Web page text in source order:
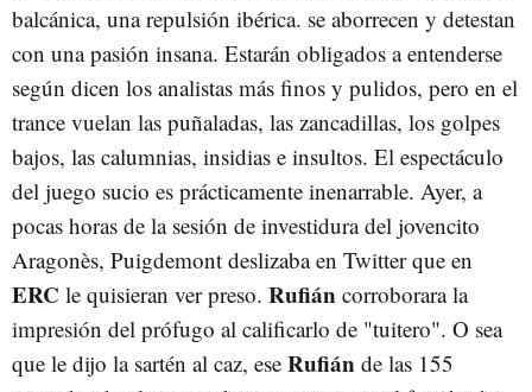
balcánica, una repulsión ibérica. se aborrecen y detestan
con una pasión insana. Estarán obligados a entenderse
según dicen los analistas más finos y pulidos, pero en el
trance vuelan las puñaladas, las zancadillas, los golpes
bajos, las calumnias, insidias e insultos. El espectáculo
del juego sucio es prácticamente inenarrable. Ayer, a
pocas horas de la sesión de investidura del jovencito
Aragonès, Puigdemont deslizaba en Twitter que en
ERC le quisieran ver preso. Rufián corroborara la
impresión del prófugo al calificarlo de "tuitero". O sea
que le dijo la sartén al caz, ese Rufián de las 155